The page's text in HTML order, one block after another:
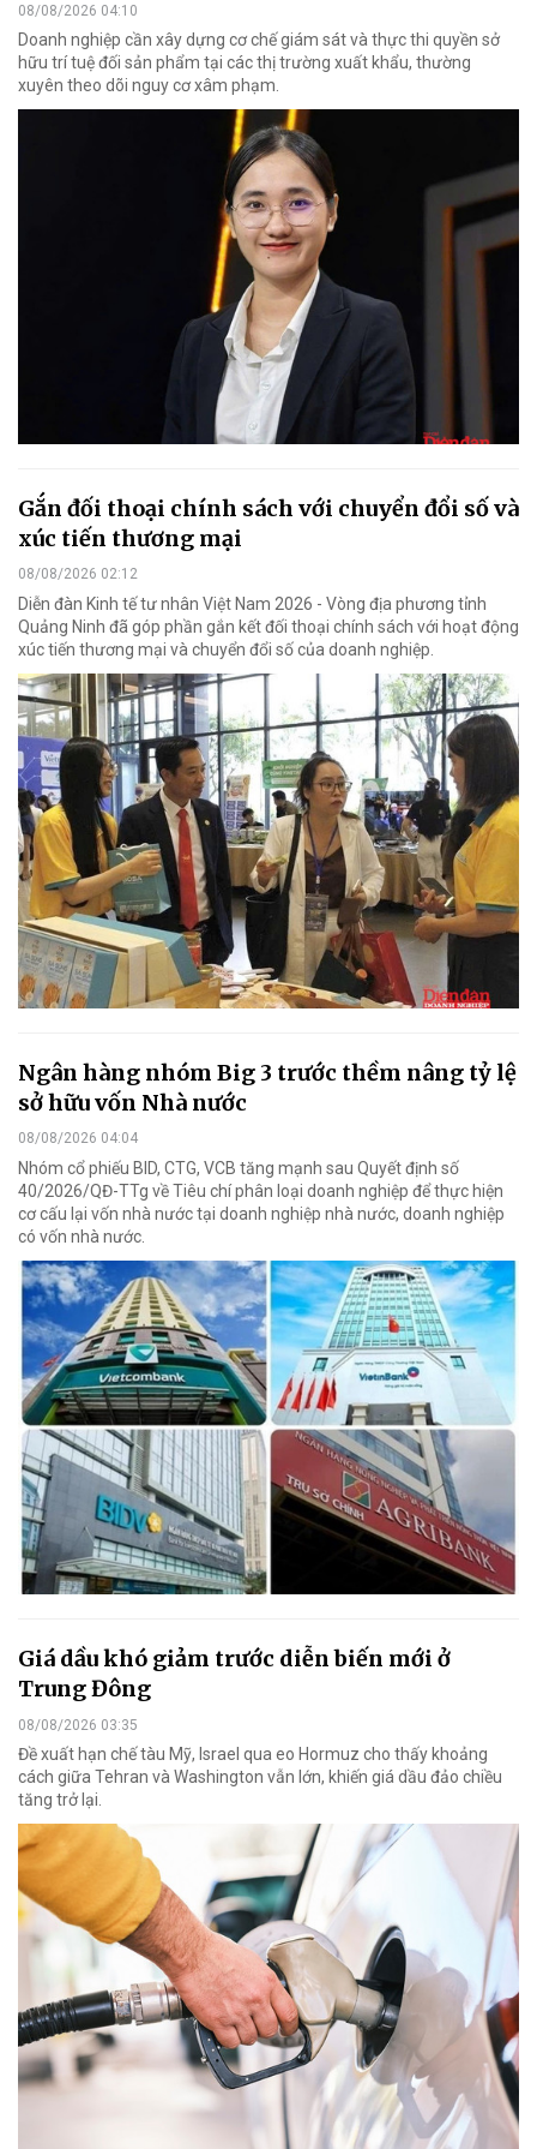
08/08/2026 04:10
Doanh nghiệp cần xây dựng cơ chế giám sát và thực thi quyền sở
hữu trí tuệ đối sản phẩm tại các thị trường xuất khẩu, thường
xuyên theo dõi nguy cơ xâm phạm.
Gắn đối thoại chính sách với chuyển đổi số và
xúc tiến thương mại
08/08/2026 02:12
Diễn đàn Kinh tế tư nhân Việt Nam 2026 - Vòng địa phương tỉnh
Quảng Ninh đã góp phần gắn kết đối thoại chính sách với hoạt động
xúc tiến thương mại và chuyển đổi số của doanh nghiệp.
Ngân hàng nhóm Big 3 trước thềm nâng tỷ lệ
sở hữu vốn Nhà nước
08/08/2026 04:04
Nhóm cổ phiếu BID, CTG, VCB tăng mạnh sau Quyết định số
40/2026/QĐ-TTg về Tiêu chí phân loại doanh nghiệp để thực hiện
cơ cấu lại vốn nhà nước tại doanh nghiệp nhà nước, doanh nghiệp
có vốn nhà nước.
Giá dầu khó giảm trước diễn biến mới ở
Trung Đông
08/08/2026 03:35
Đề xuất hạn chế tàu Mỹ, Israel qua eo Hormuz cho thấy khoảng
cách giữa Tehran và Washington vẫn lớn, khiến giá dầu đảo chiều
tăng trở lại.